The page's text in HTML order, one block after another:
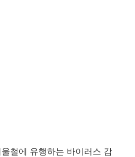
철에 유행하는 바이러스 감